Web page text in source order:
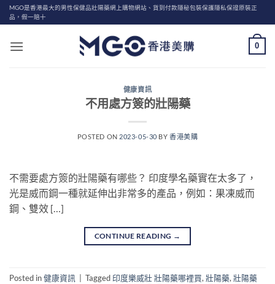
Skip
to
MGO是香港最大的男性保健品壯陽藥網上購物網站、貨到付款隱秘包裝保護隱私保證原裝正
品，假一賠十
0
健康資訊
不用處方簽的壯陽藥
POSTED ON 2023-05-30 BY香港美購
不需要處方簽的壯陽藥有哪些？ 印度學名藥實在太多了，
光是威而鋼一種就延伸出非常多的產品，例如：果凍威而
鋼、雙效 […]
CONTINUE READING →
Posted in健康資訊 Tagged 印度樂威壯 壯陽藥哪裡買, 壯陽藥, 壯陽藥